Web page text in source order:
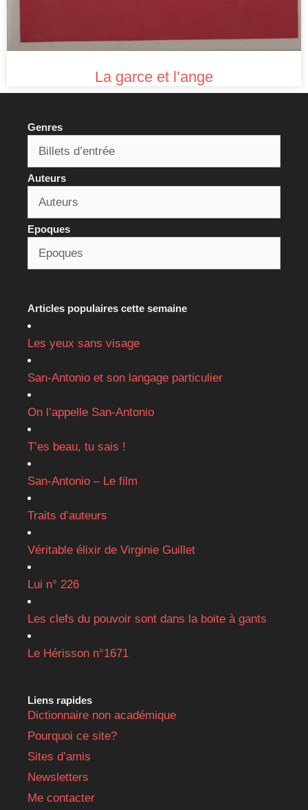
La garce et l’ange
Genres
Auteurs
Epoques
Articles populaires cette semaine
Les yeux sans visage
San-Antonio et son langage particulier
On l’appelle San-Antonio
T’es beau, tu sais !
San-Antonio – Le film
Traits d’auteurs
Véritable élixir de Virginie Guillet
Lui n° 226
Les clefs du pouvoir sont dans la boite à gants
Le Hérisson n°1671
Liens rapides
Dictionnaire non académique
Pourquoi ce site?
Sites d’amis
Newsletters
Me contacter